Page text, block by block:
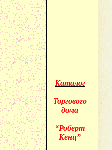
Каталог
Торгового
дома
“Роберт
Кенц”